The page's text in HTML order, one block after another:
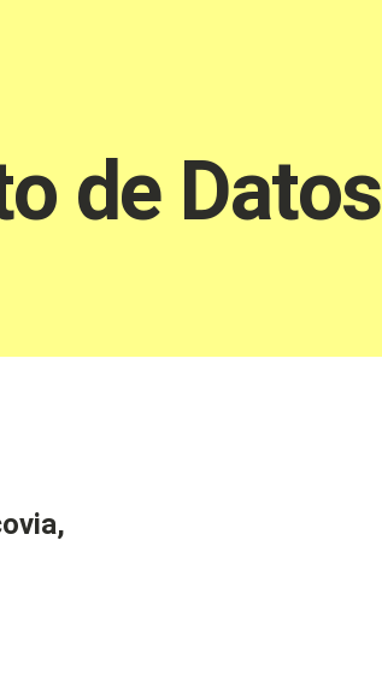
de Datos